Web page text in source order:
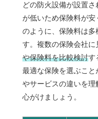
どの防火設備が設置
が低いため保険料が安
のように、保険料は多
す。複数の保険会社に
や保険料を比較検討す
最適な保険を選ぶこ
やサービスの違いを
心がけましょう。